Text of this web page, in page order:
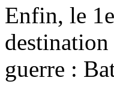
Enfin, le
guerre :